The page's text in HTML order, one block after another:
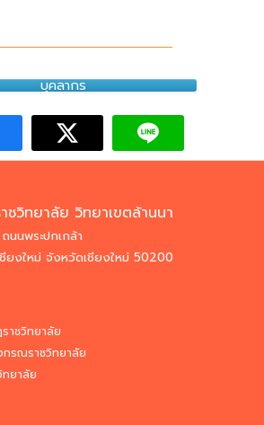
บุคลากร
วิทยาลัย วิทยาเขตล้านนา
นนพระปกเกล้า
ยงใหม่ จังหวัดเชียงใหม่ 50200
าชวิทยาลัย
กรณราชวิทยาลัย
ทยาลัย